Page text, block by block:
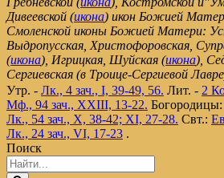
Дивеевской (икона) икон Божией
Смоленской иконы Божией Матери:
Выдропусская, Христофоровская,
(икона), Игрицкая, Шуйская (икона),
Сергиевская (в Троице-Сергиевой
Утр. - Лк., 4 зач., I, 39-49, 56. Лит. - 2
Мф., 94 зач., XXIII, 13-22. Богородицы:
Лк., 54 зач., X, 38-42; XI, 27-28. Свт.:
Лк., 24 зач., VI, 17-23 .
Поиск